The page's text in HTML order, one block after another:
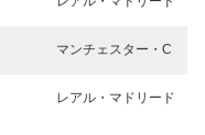
マンチェスター・C
レアル・マドリード